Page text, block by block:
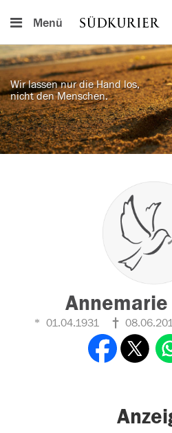
Menü
Wir lassen nur die Hand los,
nicht den Menschen.
01.04.1931